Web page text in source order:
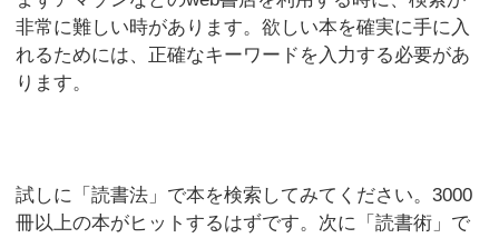
非常に難しい時があります。欲しい本を確実に手に入
れるためには、正確なキーワードを入力する必要があ
ります。
試しに「読書法」で本を検索してみてください。3000
冊以上の本がヒットするはずです。次に「読書術」で